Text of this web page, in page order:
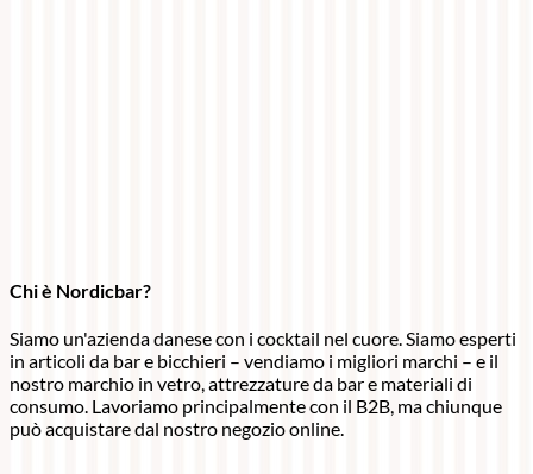
Chi è Nordicbar?
Siamo un'azienda danese con i cocktail nel cuore. Siamo esperti
in articoli da bar e bicchieri – vendiamo i migliori marchi – e il
nostro marchio in vetro, attrezzature da bar e materiali di
consumo. Lavoriamo principalmente con il B2B, ma chiunque
può acquistare dal nostro negozio online.